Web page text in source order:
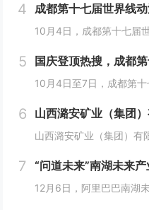
4 成都第十七届世界线
5 国庆登顶热搜，成都
6
7